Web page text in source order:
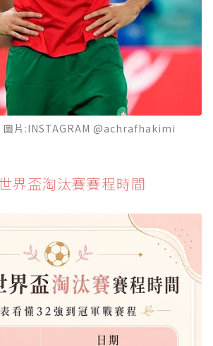
圖片:INSTAGRAM @achrafhakimi
界盃淘汰賽賽程時間